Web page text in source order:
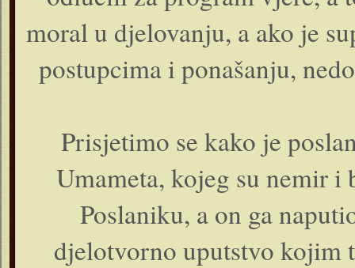
moral u djelovanju, a ako je
postupcima i ponašanju,
Prisjetimo se kako je
Umameta, kojeg su nemir
Poslaniku, a on ga
djelotvorno uputstvo kojim